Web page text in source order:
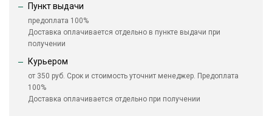
Пункт выдачи
предоплата 100%
Доставка оплачивается отдельно в пункте выдачи при
получении
Курьером
от 350 руб. Срок и стоимость уточнит менеджер. Предоплата
100%
Доставка оплачивается отдельно при получении